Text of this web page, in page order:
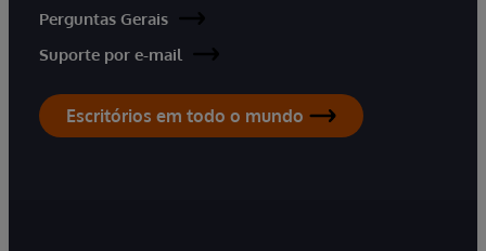
Perguntas Gerais
Suporte por e-mail
Escritórios em todo o mundo